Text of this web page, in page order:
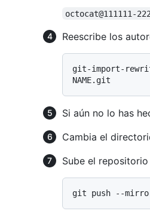
octocat@111111-
Reescribe los
git-import-rewrite
Si aún no lo has
Cambia el
Sube el